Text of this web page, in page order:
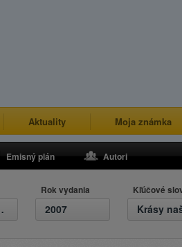
Aktuality Moja známka
Emisný plán Autori
Rok vydania
2007
Kľúčové
Krásy